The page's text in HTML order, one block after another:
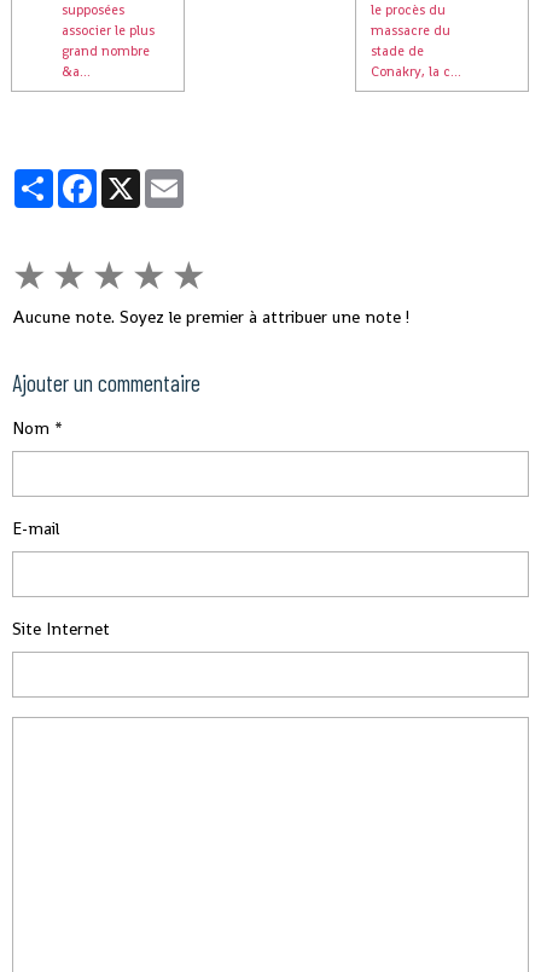
supposées
associer le plus
grand nombre
&a...
le procès du
massacre du
stade de
Conakry, la c...
PartagerFacebook
X
★ ★ ★ ★ ★
Aucune note. Soyez le premier à attribuer une note !
Ajouter un commentaire
Nom
E-mail
Site Internet